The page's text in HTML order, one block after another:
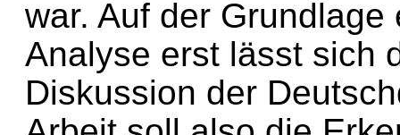
war. Auf der
Analyse erst lässt sich
Diskussion der